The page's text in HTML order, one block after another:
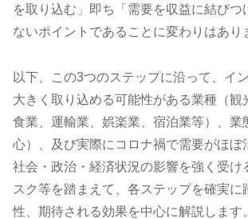
を取り込む」即ち「需要を収益に結びつ
ないポイントであることに変わりはあり
以下、この3つのステップに沿って、イ
大きく取り込める可能性がある業種（観
食業、運輸業、娯楽業、宿泊業等）、業
心）、及び実際にコロナ禍で需要がほぼ
社会・政治・経済状況の影響を強く受け
スク等を踏まえて、各ステップを確実に
性、期待される効果を中心に解説します。